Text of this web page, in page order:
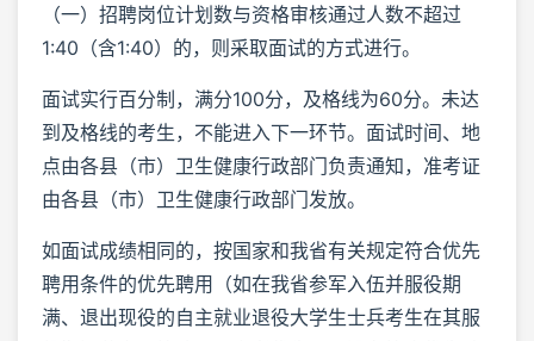
（一）招聘岗位计划数与资格审核通过人数不超过
1:40（含1:40）的，则采取面试的方式进行。
面试实行百分制，满分100分，及格线为60分。未达
到及格线的考生，不能进入下一环节。面试时间、地
点由各县（市）卫生健康行政部门负责通知，准考证
由各县（市）卫生健康行政部门发放。
如面试成绩相同的，按国家和我省有关规定符合优先
聘用条件的优先聘用（如在我省参军入伍并服役期
满、退出现役的自主就业退役大学生士兵考生在其服